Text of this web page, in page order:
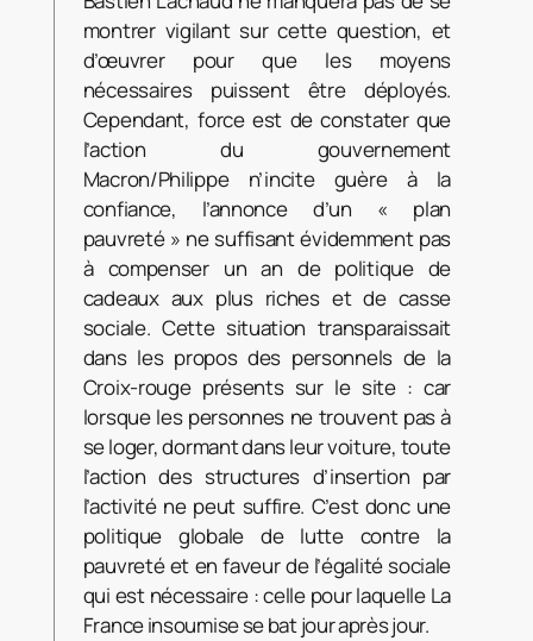
montrer vigilant sur cette question, et
d’œuvrer pour que les moyens
nécessaires puissent être déployés.
Cependant, force est de constater que
l’action du gouvernement
Macron/Philippe n’incite guère à la
confiance, l’annonce d’un « plan
pauvreté » ne suffisant évidemment pas
à compenser un an de politique de
cadeaux aux plus riches et de casse
sociale. Cette situation transparaissait
dans les propos des personnels de la
Croix-rouge présents sur le site : car
lorsque les personnes ne trouvent pas à
se loger, dormant dans leur voiture, toute
l’action des structures d’insertion par
l’activité ne peut suffire. C’est donc une
politique globale de lutte contre la
pauvreté et en faveur de l’égalité sociale
qui est nécessaire : celle pour laquelle La
France insoumise se bat jour après jour.